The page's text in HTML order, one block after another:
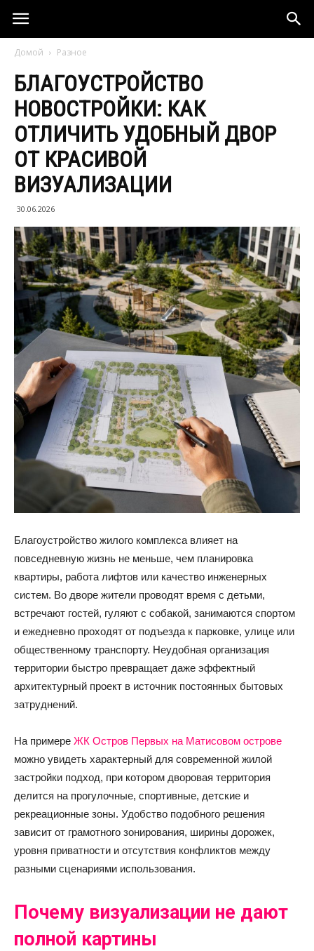
Домой Разное
БЛАГОУСТРОЙСТВО
НОВОСТРОЙКИ: КАК
ОТЛИЧИТЬ УДОБНЫЙ ДВОР
ОТ КРАСИВОЙ
ВИЗУАЛИЗАЦИИ
30.06.2026
Благоустройство жилого комплекса влияет на
повседневную жизнь не меньше, чем планировка
квартиры, работа лифтов или качество инженерных
систем. Во дворе жители проводят время с детьми,
встречают гостей, гуляют с собакой, занимаются спортом
и ежедневно проходят от подъезда к парковке, улице или
общественному транспорту. Неудобная организация
территории быстро превращает даже эффектный
архитектурный проект в источник постоянных бытовых
затруднений.
На примере ЖК Остров Первых на Матисовом острове
можно увидеть характерный для современной жилой
застройки подход, при котором дворовая территория
делится на прогулочные, спортивные, детские и
рекреационные зоны. Удобство подобного решения
зависит от грамотного зонирования, ширины дорожек,
уровня приватности и отсутствия конфликтов между
разными сценариями использования.
Почему визуализации не дают
полной картины